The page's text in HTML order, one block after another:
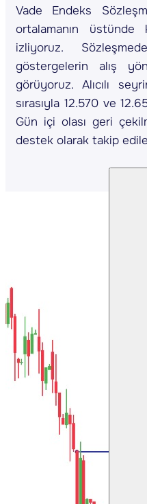
Vade Endeks
ortalamanın üstünde
izliyoruz.
göstergelerin alış
görüyoruz. Alıcılı
sırasıyla 12.570 ve
Gün içi olası geri
destek olarak takip